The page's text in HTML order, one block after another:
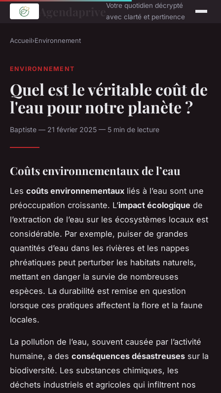
Votre quotidien décrypté
avec clarté et pertinence
Accueil›Environnement
ENVIRONNEMENT
Quel est le véritable coût de
l'eau pour notre planète ?
Baptiste — 21 février 2025 — 5 min de lecture
Coûts environnementaux de l’eau
Les coûts environnementaux liés à l’eau sont une
préoccupation croissante. L’impact écologique de
l’extraction de l’eau sur les écosystèmes locaux est
considérable. Par exemple, puiser de grandes
quantités d’eau dans les rivières et les nappes
phréatiques peut perturber les habitats naturels,
mettant en danger la survie de nombreuses
espèces. La durabilité est remise en question
lorsque ces pratiques affectent la flore et la faune
locales.
La pollution de l’eau, souvent causée par l’activité
humaine, a des conséquences désastreuses sur la
biodiversité. Les substances chimiques, les
déchets industriels et agricoles qui infiltrent nos